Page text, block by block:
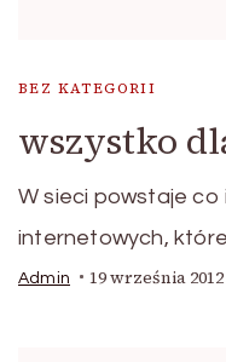
BEZ KATEGORII
wszystko
W sieci powstaje co
internetowych,
Admin 19 września 2012